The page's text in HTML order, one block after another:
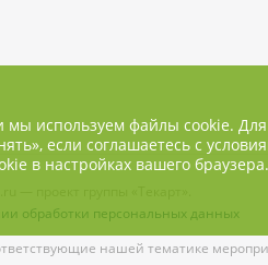
обработки персональных данных
нашей тематике
мы используем файлы cookie.
если соглашаетесь с
в настройках вашего